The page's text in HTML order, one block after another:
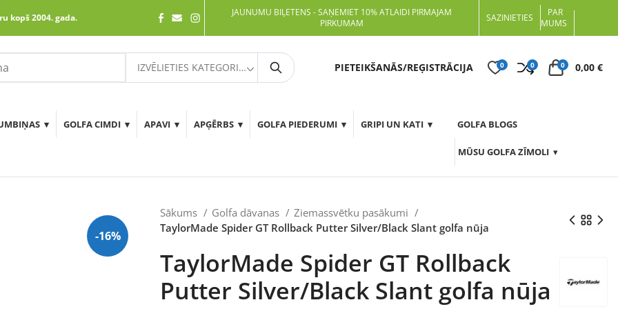
kopš 2004. gada.
JAUNUMU BIĻETENS - SAŅEMIET 10% ATLAIDI PIRMAJAM
PIRKUMAM
SAZINIETIES
PAR
MUMS
IZVĒLIETIES KATEGORIJU Meklēt PIETEIKŠANĀS/REĢISTRĀCIJA 0 0 0 0,00 €
GOLFA CIMDI APAVI APĢĒRBS GOLFA PIEDERUMI GRIPI UN KATI GOLFA BLOGS
MŪSU GOLFA ZĪMOLI
-16%
Sākums Golfa dāvanas
Ziemassvētku pasākumi
TaylorMade Spider GT Rollback Putter Silver/Black Slant golfa nūja
TaylorMade Spider GT Rollback
Putter Silver/Black Slant golfa nūja